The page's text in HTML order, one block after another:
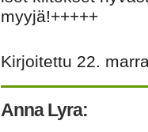
myyjä!+++++
Kirjoitettu 22.
Anna Lyra: